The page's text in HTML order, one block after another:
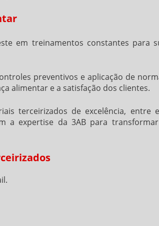
em treinamentos constantes para
preventivos e aplicação de
alimentar e a satisfação dos clientes.
terceirizados de excelência, entre
a expertise da 3AB para